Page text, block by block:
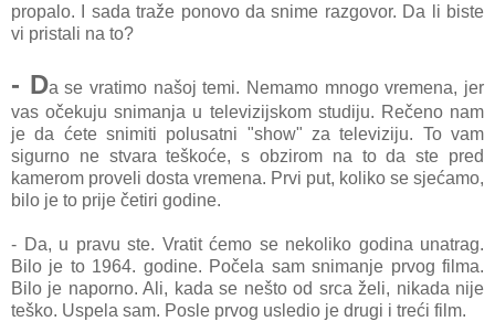
propalo. I sada traže ponovo da snime razgovor. Da li biste
vi pristali na to?
- Da se vratimo našoj temi. Nemamo mnogo vremena, jer
vas očekuju snimanja u televizijskom studiju. Rečeno nam
je da ćete snimiti polusatni "show" za televiziju. To vam
sigurno ne stvara teškoće, s obzirom na to da ste pred
kamerom proveli dosta vremena. Prvi put, koliko se sjećamo,
bilo je to prije četiri godine.
- Da, u pravu ste. Vratit ćemo se nekoliko godina unatrag.
Bilo je to 1964. godine. Počela sam snimanje prvog filma.
Bilo je naporno. Ali, kada se nešto od srca želi, nikada nije
teško. Uspela sam. Posle prvog usledio je drugi i treći film.